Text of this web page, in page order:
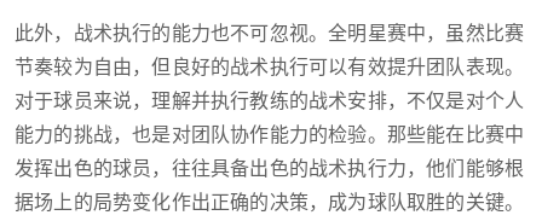
此外，战术执行的能力也不可忽视。全明星赛中，虽然比赛
节奏较为自由，但良好的战术执行可以有效提升团队表现。
对于球员来说，理解并执行教练的战术安排，不仅是对个人
能力的挑战，也是对团队协作能力的检验。那些能在比赛中
发挥出色的球员，往往具备出色的战术执行力，他们能够根
据场上的局势变化作出正确的决策，成为球队取胜的关键。